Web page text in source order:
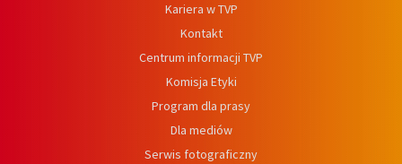
Kariera w TVP
Kontakt
Centrum informacji TVP
Komisja Etyki
Program dla prasy
Dla mediów
Serwis fotograficzny